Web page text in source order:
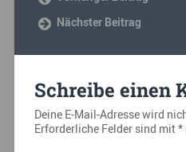
Nächster Beitrag
Schreibe einen
Deine E-Mail-Adresse wird
Erforderliche Felder sind mit*